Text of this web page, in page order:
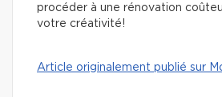
procéder à une rénovation
votre créativité!
Article originalement publié sur